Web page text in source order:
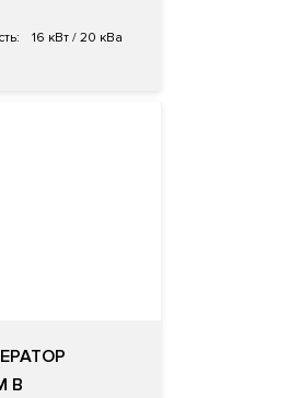
16 кВт / 20 кВа
В